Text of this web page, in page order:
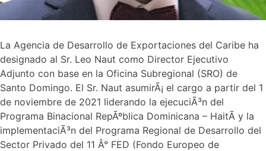
La Agencia de Desarrollo de Exportaciones del Caribe ha
designado al Sr. Leo Naut como Director Ejecutivo
Adjunto con base en la Oficina Subregional (SRO) de
Santo Domingo. El Sr. Naut asumirÃ¡ el cargo a partir del 1
de noviembre de 2021 liderando la ejecuciÃ³n del
Programa Binacional RepÃºblica Dominicana – HaitÃ­ y la
implementaciÃ³n del Programa Regional de Desarrollo del
Sector Privado del 11 Â° FED (Fondo Europeo de